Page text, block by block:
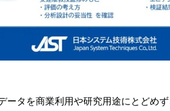
タを商業利用や研究用途にとどめ